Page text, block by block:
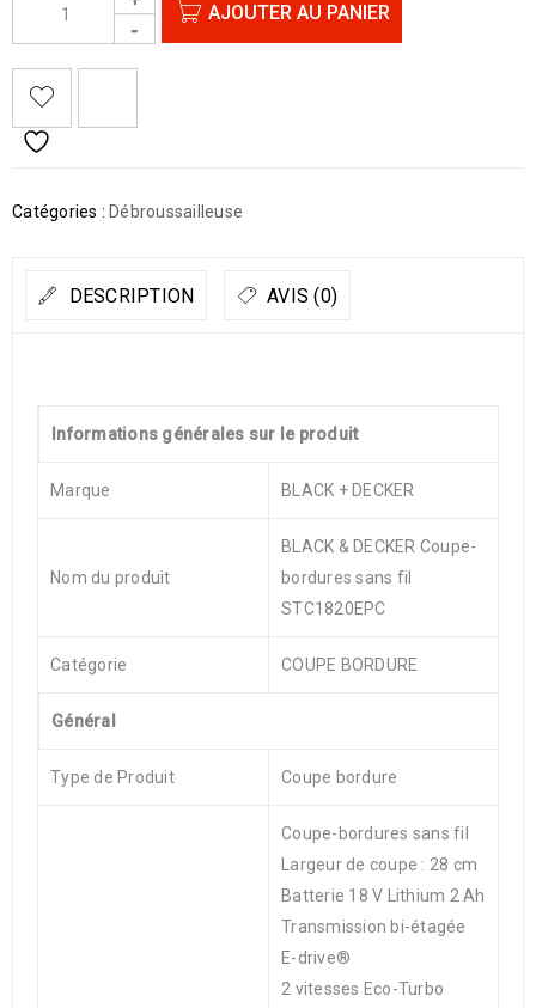
AJOUTER AU PANIER
Catégories : Débroussailleuse
DESCRIPTION AVIS (0)
Informations générales sur le produit
Marque BLACK + DECKER
Nom du produit
BLACK & DECKER Coupe-
bordures sans fil
STC1820EPC
Catégorie COUPE BORDURE
Général
Type de Produit Coupe bordure
Coupe-bordures sans fil
Largeur de coupe : 28 cm
Batterie 18 V Lithium 2 Ah
Transmission bi-étagée
E-drive®
2 vitesses Eco-Turbo